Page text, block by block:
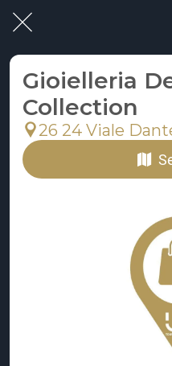
Gioielleria
Collection
26 24 Viale